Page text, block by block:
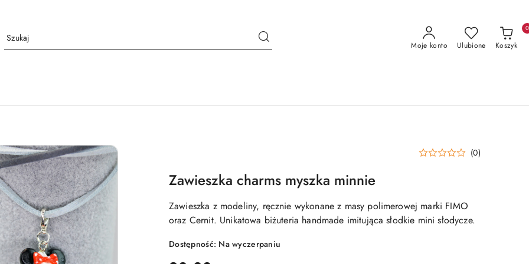
Moje konto Ulubione Koszyk
0
(0)
Zawieszka charms myszka minnie
Zawieszka z modeliny, ręcznie wykonane z masy polimerowej marki FIMO
oraz Cernit. Unikatowa biżuteria handmade imitująca słodkie mini słodycze.
Dostępność: Na wyczerpaniu